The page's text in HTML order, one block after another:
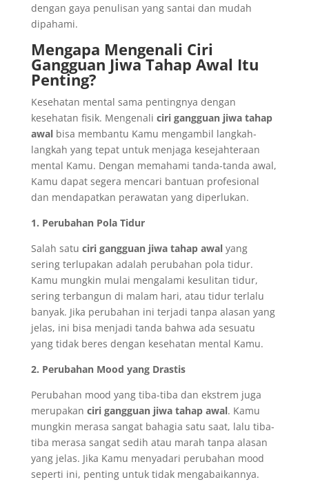
dengan gaya penulisan yang santai dan mudah
dipahami.
Mengapa Mengenali Ciri
Gangguan Jiwa Tahap Awal Itu
Penting?
Kesehatan mental sama pentingnya dengan
kesehatan fisik. Mengenali ciri gangguan jiwa tahap
awalbisa membantu Kamu mengambil langkah-
langkah yang tepat untuk menjaga kesejahteraan
mental Kamu. Dengan memahami tanda-tanda awal,
Kamu dapat segera mencari bantuan profesional
dan mendapatkan perawatan yang diperlukan.
1. Perubahan Pola Tidur
Salah satu ciri gangguan jiwa tahap awalyang
sering terlupakan adalah perubahan pola tidur.
Kamu mungkin mulai mengalami kesulitan tidur,
sering terbangun di malam hari, atau tidur terlalu
banyak. Jika perubahan ini terjadi tanpa alasan yang
jelas, ini bisa menjadi tanda bahwa ada sesuatu
yang tidak beres dengan kesehatan mental Kamu.
2. Perubahan Mood yang Drastis
Perubahan mood yang tiba-tiba dan ekstrem juga
merupakan ciri gangguan jiwa tahap awal. Kamu
mungkin merasa sangat bahagia satu saat, lalu tiba-
tiba merasa sangat sedih atau marah tanpa alasan
yang jelas. Jika Kamu menyadari perubahan mood
seperti ini, penting untuk tidak mengabaikannya.